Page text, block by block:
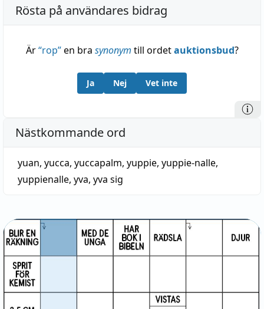
Rösta på användares bidrag
Är“rop”en bra synonym till ordetauktionsbud?
Ja Nej Vet inte
Nästkommande ord
yuan, yucca, yuccapalm, yuppie, yuppie-nalle,
yuppienalle, yva, yva sig